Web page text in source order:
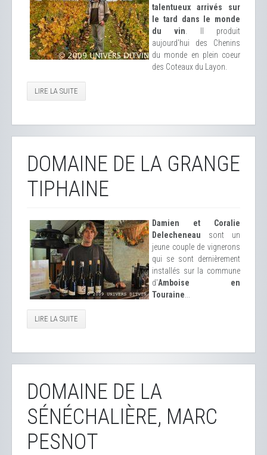
talentueux arrivés sur
le tard dans le monde
du vin . Il produit
aujourd'hui des Chenins
du monde en plein coeur
des Coteaux du Layon.
LIRE LA SUITE
DOMAINE DE LA GRANGE
TIPHAINE
Damien et Coralie
Delecheneau sont un
jeune couple de vignerons
qui se sont dernièrement
installés sur la commune
d'Amboise en
Touraine
LIRE LA SUITE
DOMAINE DE LA
SÉNÉCHALIÈRE, MARC
PESNOT